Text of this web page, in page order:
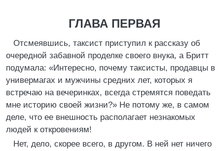
ГЛАВА ПЕРВАЯ
Отсмеявшись, таксист приступил к рассказу об
очередной забавной проделке своего внука, а Бритт
подумала: «Интересно, почему таксисты, продавцы в
универмагах и мужчины средних лет, которых я
встречаю на вечеринках, всегда стремятся поведать
мне историю своей жизни?» Не потому же, в самом
деле, что ее внешность располагает незнакомых
людей к откровениям!
Нет, дело, скорее всего, в другом. В ней нет ничего